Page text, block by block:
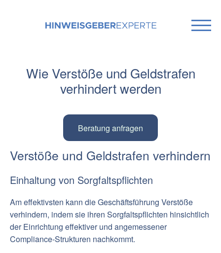
Wie Verstöße und Geldstrafen
verhindert werden
Beratung anfragen
Verstöße und Geldstrafen verhindern
Einhaltung von Sorgfaltspflichten
Am effektivsten kann die Geschäftsführung Verstöße
verhindern, indem sie ihren Sorgfaltspflichten hinsichtlich
der Einrichtung effektiver und angemessener
Compliance-Strukturen nachkommt.